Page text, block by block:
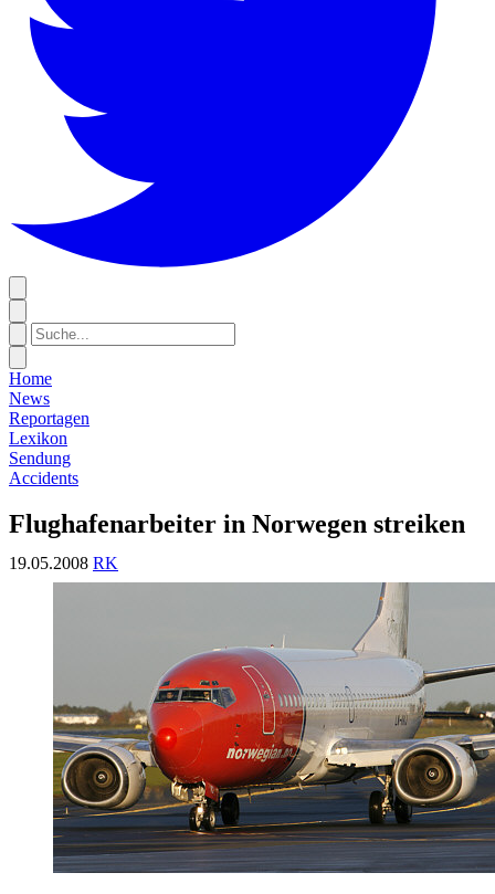
Home
News
Reportagen
Lexikon
Sendung
Accidents
Flughafenarbeiter in Norwegen streiken
19.05.2008 RK